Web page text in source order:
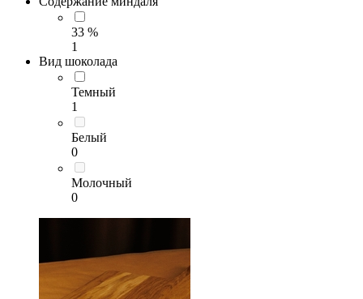
33 %
1
Вид шоколада
Темный
1
Белый
0
Молочный
0